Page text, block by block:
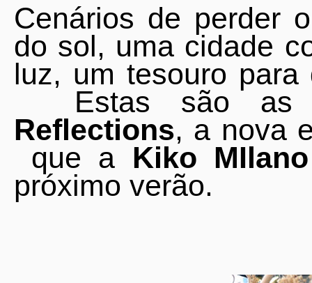
Cenários de perder
do sol, uma cidade
luz, um tesouro para
Estas são as
Reflections, a nova
que a Kiko
próximo verão.